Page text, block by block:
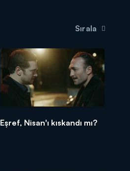
Sırala
Eşref, Nisan'ı kıskandı mı?